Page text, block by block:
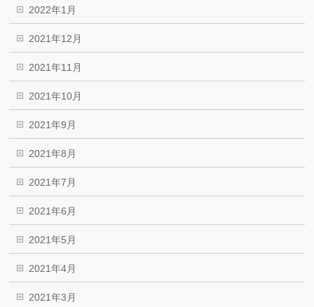
2022年1月
2021年12月
2021年11月
2021年10月
2021年9月
2021年8月
2021年7月
2021年6月
2021年5月
2021年4月
2021年3月